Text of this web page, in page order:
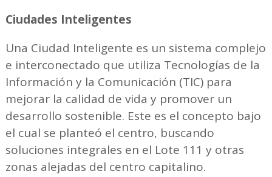
Ciudades Inteligentes
Una Ciudad Inteligente es un sistema complejo
e interconectado que utiliza Tecnologías de la
Información y la Comunicación (TIC) para
mejorar la calidad de vida y promover un
desarrollo sostenible. Este es el concepto bajo
el cual se planteó el centro, buscando
soluciones integrales en el Lote 111 y otras
zonas alejadas del centro capitalino.